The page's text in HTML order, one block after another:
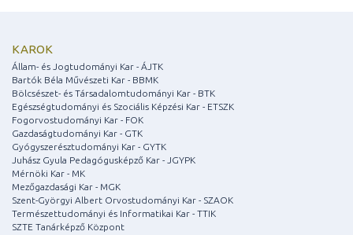
KAROK
Állam- és Jogtudományi Kar - ÁJTK
Bartók Béla Művészeti Kar - BBMK
Bölcsészet- és Társadalomtudományi Kar - BTK
Egészségtudományi és Szociális Képzési Kar - ETSZK
Fogorvostudományi Kar - FOK
Gazdaságtudományi Kar - GTK
Gyógyszerésztudományi Kar - GYTK
Juhász Gyula Pedagógusképző Kar - JGYPK
Mérnöki Kar - MK
Mezőgazdasági Kar - MGK
Szent-Györgyi Albert Orvostudományi Kar - SZAOK
Természettudományi és Informatikai Kar - TTIK
SZTE Tanárképző Központ